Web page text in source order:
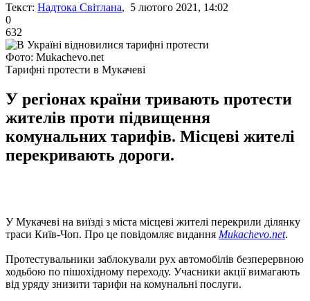
Текст: Надтока Світлана, 5 лютого 2021, 14:02
0
632
Фото: Mukachevo.net
Тарифні протести в Мукачеві
У регіонах країни тривають протести
жителів проти підвищення
комунальних тарифів. Місцеві жителі
перекривають дороги.
У Мукачеві на виїзді з міста місцеві жителі перекрили ділянку
траси Київ-Чоп. Про це повідомляє видання Mukachevo.net.
Протестувальники заблокували рух автомобілів безперервною
ходьбою по пішохідному переходу. Учасники акції вимагають
від уряду знизити тарифи на комунальні послуги.